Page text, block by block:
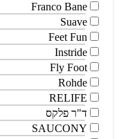
Franco Bane
Suave
Feet Fun
Instride
Fly Foot
Rohde
RELIFE
ד"ר פלקס
SAUCONY